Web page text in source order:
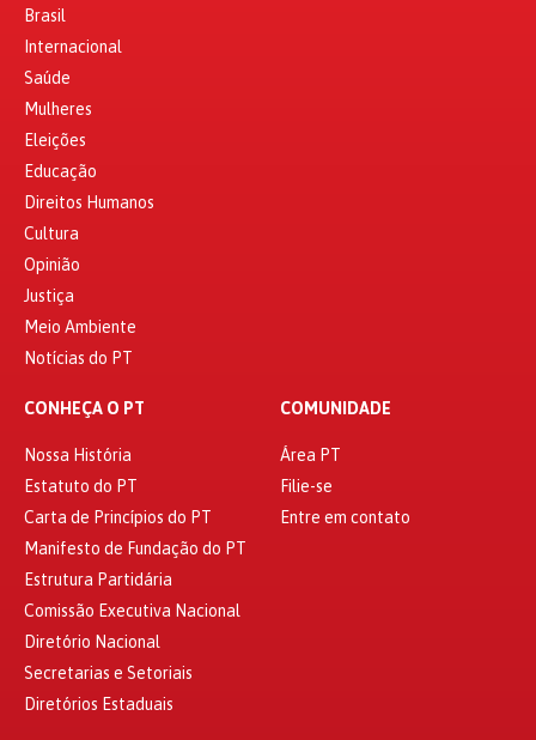
Brasil
Internacional
Saúde
Mulheres
Eleições
Educação
Direitos Humanos
Cultura
Opinião
Justiça
Meio Ambiente
Notícias do PT
CONHEÇA O PT
Nossa História
Estatuto do PT
Carta de Princípios do PT
Manifesto de Fundação do PT
Estrutura Partidária
Comissão Executiva Nacional
Diretório Nacional
Secretarias e Setoriais
Diretórios Estaduais
COMUNIDADE
Área PT
Filie-se
Entre em contato